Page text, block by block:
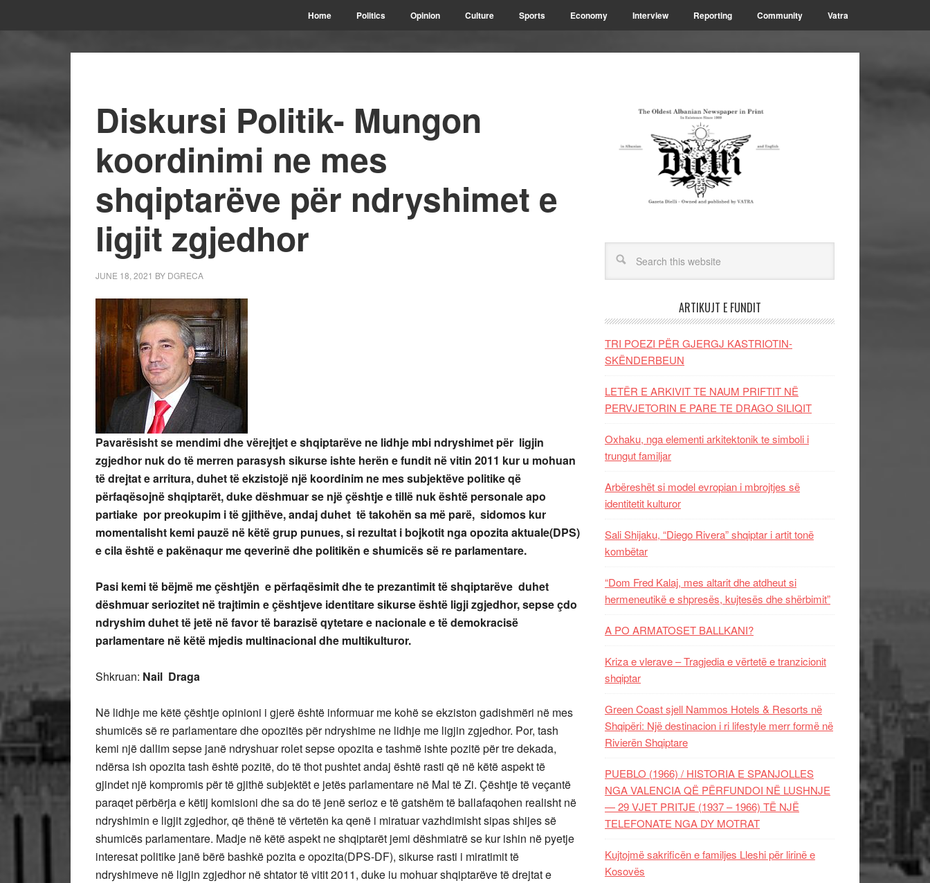
Home Politics Opinion Culture Sports Economy Interview Reporting Community Vatra
Diskursi Politik- Mungon
koordinimi ne mes
shqiptarëve për ndryshimet e
ligjit zgjedhor
JUNE 18, 2021 BY DGRECA
Pavarësisht se mendimi dhe vërejtjet e shqiptarëve ne lidhje mbi ndryshimet për ligjin
zgjedhor nuk do të merren parasysh sikurse ishte herën e fundit në vitin 2011 kur u mohuan
të drejtat e arritura, duhet të ekzistojë një koordinim ne mes subjektëve politike që
përfaqësojnë shqiptarët, duke dëshmuar se një çështje e tillë nuk është personale apo
partiake por preokupim i të gjithëve, andaj duhet të takohën sa më parë, sidomos kur
momentalisht kemi pauzë në këtë grup punues, si rezultat i bojkotit nga opozita aktuale(DPS)
e cila është e pakënaqur me qeverinë dhe politikën e shumicës së re parlamentare.
Pasi kemi të bëjmë me çështjën e përfaqësimit dhe te prezantimit të shqiptarëve duhet
dëshmuar seriozitet në trajtimin e çështjeve identitare sikurse është ligji zgjedhor, sepse çdo
ndryshim duhet të jetë në favor të barazisë qytetare e nacionale e të demokracisë
parlamentare në këtë mjedis multinacional dhe multikulturor.
Shkruan: Nail Draga
Në lidhje me këtë çështje opinioni i gjerë është informuar me kohë se ekziston gadishmëri në mes
shumicës së re parlamentare dhe opozitës për ndryshime ne lidhje me ligjin zgjedhor. Por, tash
kemi një dallim sepse janë ndryshuar rolet sepse opozita e tashmë ishte pozitë për tre dekada,
ndërsa ish opozita tash është pozitë, do të thot pushtet andaj është rasti që në këtë aspekt të
gjindet një kompromis për të gjithë subjektët e jetës parlamentare në Mal të Zi. Çështje të veçantë
paraqet përbërja e këtij komisioni dhe sa do të jenë serioz e të gatshëm të ballafaqohen realisht në
ndryshimin e ligjit zgjedhor, që thënë të vërtetën ka qenë i miratuar vazhdimisht sipas shijes së
shumicës parlamentare. Madje në këtë aspekt ne shqiptarët jemi dëshmiatrë se kur ishin në pyetje
interesat politike janë bërë bashkë pozita e opozita(DPS-DF), sikurse rasti i miratimit të
ndryshimeve në ligjin zgjedhor në shtator të vitit 2011, duke iu mohuar shqiptarëve të drejtat e
ARTIKUJT E FUNDIT
TRI POEZI PËR GJERGJ KASTRIOTIN-
SKËNDERBEUN
LETËR E ARKIVIT TE NAUM PRIFTIT NË
PERVJETORIN E PARE TE DRAGO SILIQIT
Oxhaku, nga elementi arkitektonik te simboli i
trungut familjar
Arbëreshët si model evropian i mbrojtjes së
identitetit kulturor
Sali Shijaku, “Diego Rivera” shqiptar i artit tonë
kombëtar
“Dom Fred Kalaj, mes altarit dhe atdheut si
hermeneutikë e shpresës, kujtesës dhe shërbimit”
A PO ARMATOSET BALLKANI?
Kriza e vlerave – Tragjedia e vërtetë e tranzicionit
shqiptar
Green Coast sjell Nammos Hotels & Resorts në
Shqipëri: Një destinacion i ri lifestyle merr formë në
Rivierën Shqiptare
PUEBLO (1966) / HISTORIA E SPANJOLLES
NGA VALENCIA QË PËRFUNDOI NË LUSHNJE
— 29 VJET PRITJE (1937 – 1966) TË NJË
TELEFONATE NGA DY MOTRAT
Kujtojmë sakrificën e familjes Lleshi për lirinë e
Kosovës